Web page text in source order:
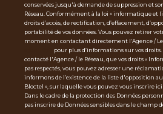
conservées jusqu'à demande de suppression et
Réseau. Conformément à la loi « informatique et
droits d’accès, de rectification, d’effacement,
portabilité de vos données. Vous pouvez retirer
moment en contactant directement l’Agence / Le
pour plus d’informations sur vos droits.
contacté l'Agence / le Réseau, que vos droits «
pas respectés, vous pouvez adresser une
informons de l’existence de la liste d'opposition
Bloctel », sur laquelle vous pouvez vous inscrire ici
Dans le cadre de la protection des Données
pas inscrire de Données sensibles dans le champ